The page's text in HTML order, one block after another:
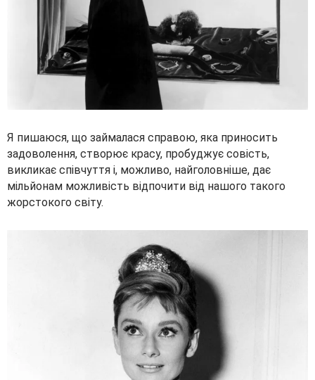
Я пишаюся, що займалася справою, яка приносить
задоволення, створює красу, пробуджує совість,
викликає співчуття і, можливо, найголовніше, дає
мільйонам можливість відпочити від нашого такого
жорстокого світу.